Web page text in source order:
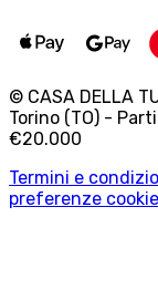
© CASA DELLA
Torino (TO) -
€20.000
Termini e
preferenze cookie